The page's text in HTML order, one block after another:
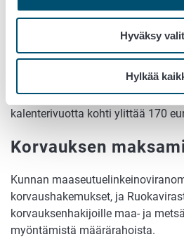
Hyväksy
Hylkää
laskennallisesti määräytyvällä
Suurpetojen ja hirvieläinten
(riistavahingot) korvataan vain,
yhteenlaskettu korvaussumma
kalenterivuotta kohti ylittää 170
Korvauksen
Kunnan
korvaushakemukset, ja
korvauksenhakijoille maa- ja
myöntämistä määrärahoista.